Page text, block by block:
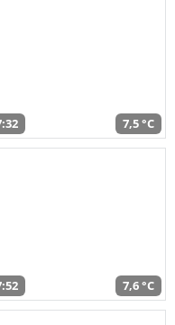
7,5 °C
7,6 °C